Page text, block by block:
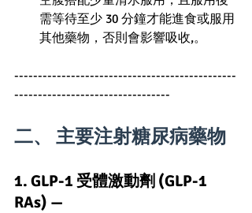
需等待至少 30 分鐘才能進食或服用
其他藥物，否則會影響吸收,。
-----------------------------------------------
---------------------------------
二、 主要注射糖尿病藥物
1. GLP-1 受體激動劑 (GLP-1
RAs) —